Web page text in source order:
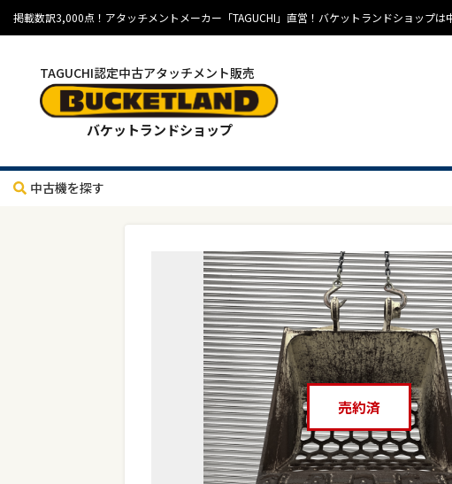
掲載数訳3,000点！アタッチメントメーカー「TAGUCHI」直営！バケットランドショップは
TAGUCHI認定中古アタッチメント販売
バケットランドショップ
中古機を探す
売約済